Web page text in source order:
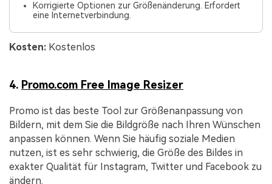
Korrigierte Optionen zur Größenänderung. Erfordert
eine Internetverbindung.
Kosten: Kostenlos
4. Promo.com Free Image Resizer
Promo ist das beste Tool zur Größenanpassung von
Bildern, mit dem Sie die Bildgröße nach Ihren Wünschen
anpassen können. Wenn Sie häufig soziale Medien
nutzen, ist es sehr schwierig, die Größe des Bildes in
exakter Qualität für Instagram, Twitter und Facebook zu
ändern.